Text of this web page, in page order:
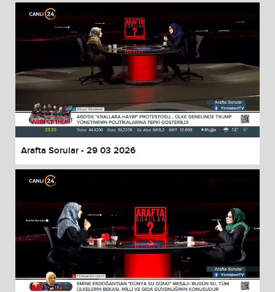
Arafta Sorular - 29 03 2026